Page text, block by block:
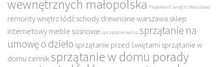
wewnętrznych małopolska Projektant wnętrz Warszawa
remonty wnętrz łódź schody drewniane warszawa sklep
internetowy meble sosnowe sprzątanie kalisz sprzątanie na
umowę o dzieło sprzątanie przed świętamisprzątanie w
domu cenniksprzątanie w domu porady